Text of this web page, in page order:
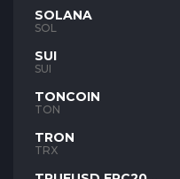
SOLANA
SOL
SUI
SUI
TONCOIN
TON
TRON
TRX